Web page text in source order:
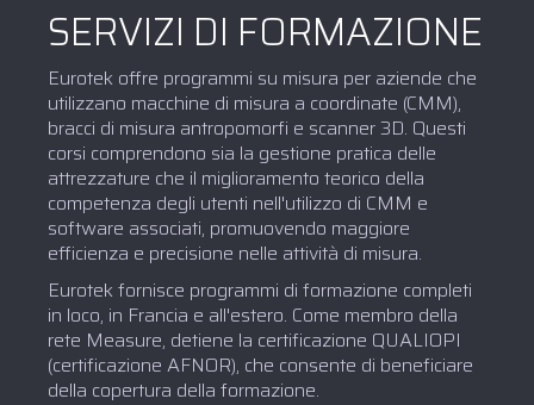
SERVIZI DI FORMAZIONE
Eurotek offre programmi su misura per aziende che
utilizzano macchine di misura a coordinate (CMM),
bracci di misura antropomorfi e scanner 3D. Questi
corsi comprendono sia la gestione pratica delle
attrezzature che il miglioramento teorico della
competenza degli utenti nell'utilizzo di CMM e
software associati, promuovendo maggiore
efficienza e precisione nelle attività di misura.
Eurotek fornisce programmi di formazione completi
in loco, in Francia e all'estero. Come membro della
rete Measure, detiene la certificazione QUALIOPI
(certificazione AFNOR), che consente di beneficiare
della copertura della formazione.